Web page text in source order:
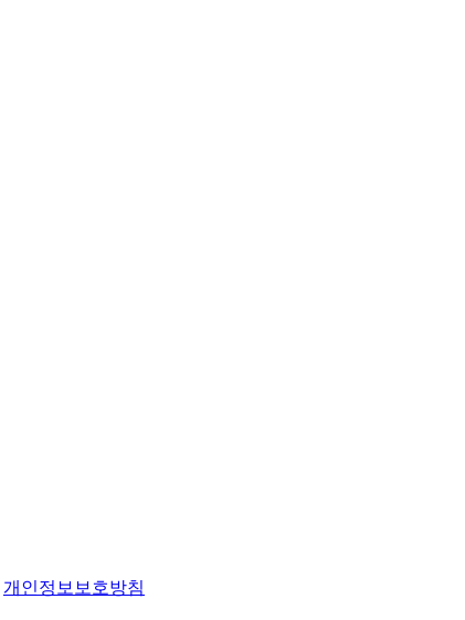
개인정보보호방침